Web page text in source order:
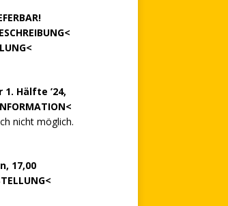
<
<
Hälfte ’24,
<
nicht möglich.
<